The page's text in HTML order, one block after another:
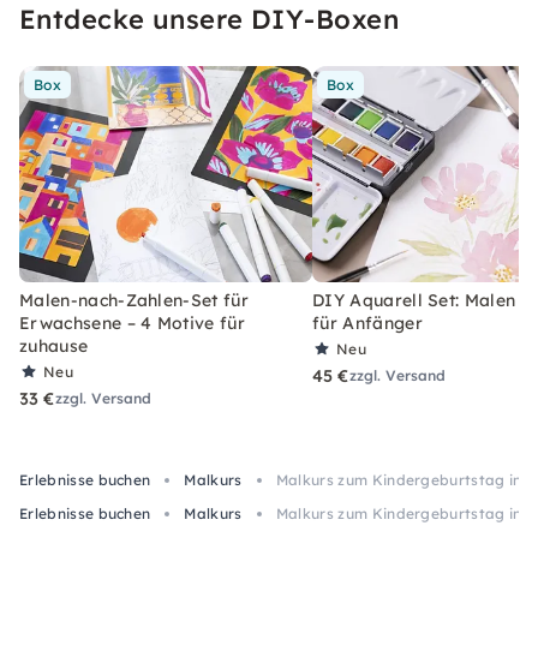
Entdecke unsere DIY-Boxen
Box
Malen-nach-Zahlen-Set für
Erwachsene – 4 Motive für
zuhause
Neu
33 €zzgl. Versand
Box
DIY Aquarell Set: Malen
für Anfänger
Neu
45 €zzgl. Versand
Erlebnisse buchen Malkurs
Malkurs zum Kindergeburtstag in
Erlebnisse buchen
Malkurs Malkurs zum Kindergeburtstag in